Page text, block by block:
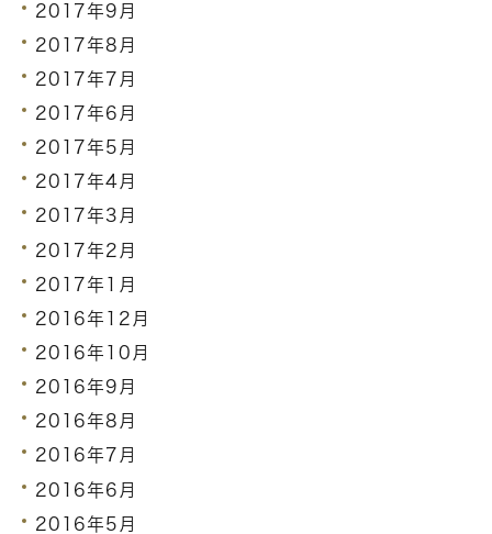
2017年9月
2017年8月
2017年7月
2017年6月
2017年5月
2017年4月
2017年3月
2017年2月
2017年1月
2016年12月
2016年10月
2016年9月
2016年8月
2016年7月
2016年6月
2016年5月